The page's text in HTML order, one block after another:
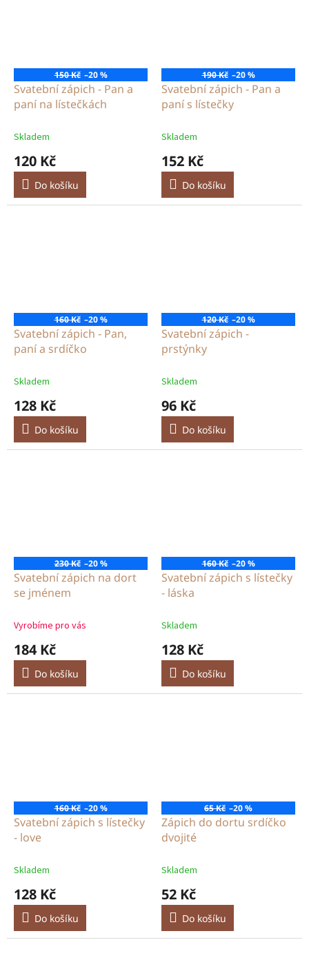
150 Kč –20 %
Svatební zápich - Pan a
paní na lístečkách
Skladem
120 Kč
Do košíku
190 Kč –20 %
Svatební zápich - Pan a
paní s lístečky
Skladem
152 Kč
Do košíku
160 Kč –20 %
Svatební zápich - Pan,
paní a srdíčko
Skladem
128 Kč
Do košíku
120 Kč –20 %
Svatební zápich -
prstýnky
Skladem
96 Kč
Do košíku
230 Kč –20 %
Svatební zápich na dort
se jménem
Vyrobíme pro vás
184 Kč
Do košíku
160 Kč –20 %
Svatební zápich s lístečky
- láska
Skladem
128 Kč
Do košíku
160 Kč –20 %
Svatební zápich s lístečky
- love
Skladem
128 Kč
Do košíku
65 Kč –20 %
Zápich do dortu srdíčko
dvojité
Skladem
52 Kč
Do košíku